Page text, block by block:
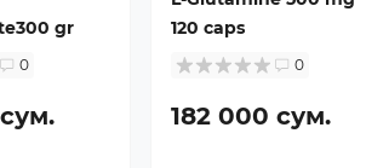
gr
0
120 caps
0
182 000 сум.